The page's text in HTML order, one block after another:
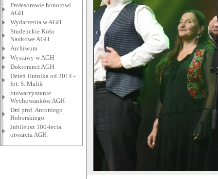
Profesorowie honorowi
AGH
Wydarzenia w AGH
Studenckie Koła
Naukowe AGH
Archiwum
Wystawy w AGH
Doktoranci AGH
Dzień Hutnika od 2014 -
fot. S. Malik
Stowarzyszenie
Wychowanków AGH
Dni prof. Antoniego
Hoborskiego
Jubileusz 100-lecia
otwarcia AGH